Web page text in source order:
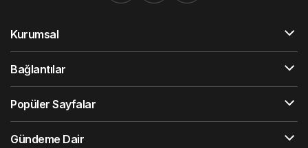
Kurumsal
Bağlantılar
Popüler Sayfalar
Gündeme Dair